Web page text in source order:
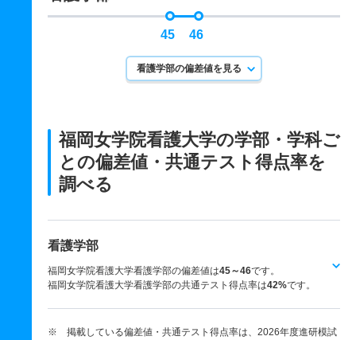
45 46
看護学部の偏差値を見る
福岡女学院看護大学の学部・学科ご
との偏差値・共通テスト得点率を
調べる
看護学部
福岡女学院看護大学看護学部の偏差値は45～46です。
福岡女学院看護大学看護学部の共通テスト得点率は42%です。
※ 掲載している偏差値・共通テスト得点率は、2026年度進研模試